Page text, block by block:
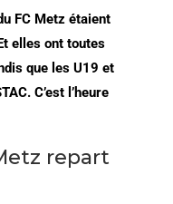
FC Metz étaient
elles ont toutes
que les U19 et
C’est l’heure
repart